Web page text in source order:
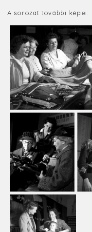
A sorozat további képei: